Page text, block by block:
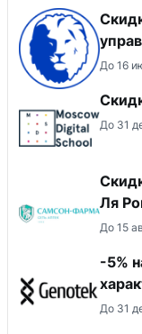
До 16
До 31
Ля
До 15
-5%
До 31